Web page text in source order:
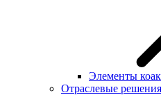
Элементы
Отраслевые решения